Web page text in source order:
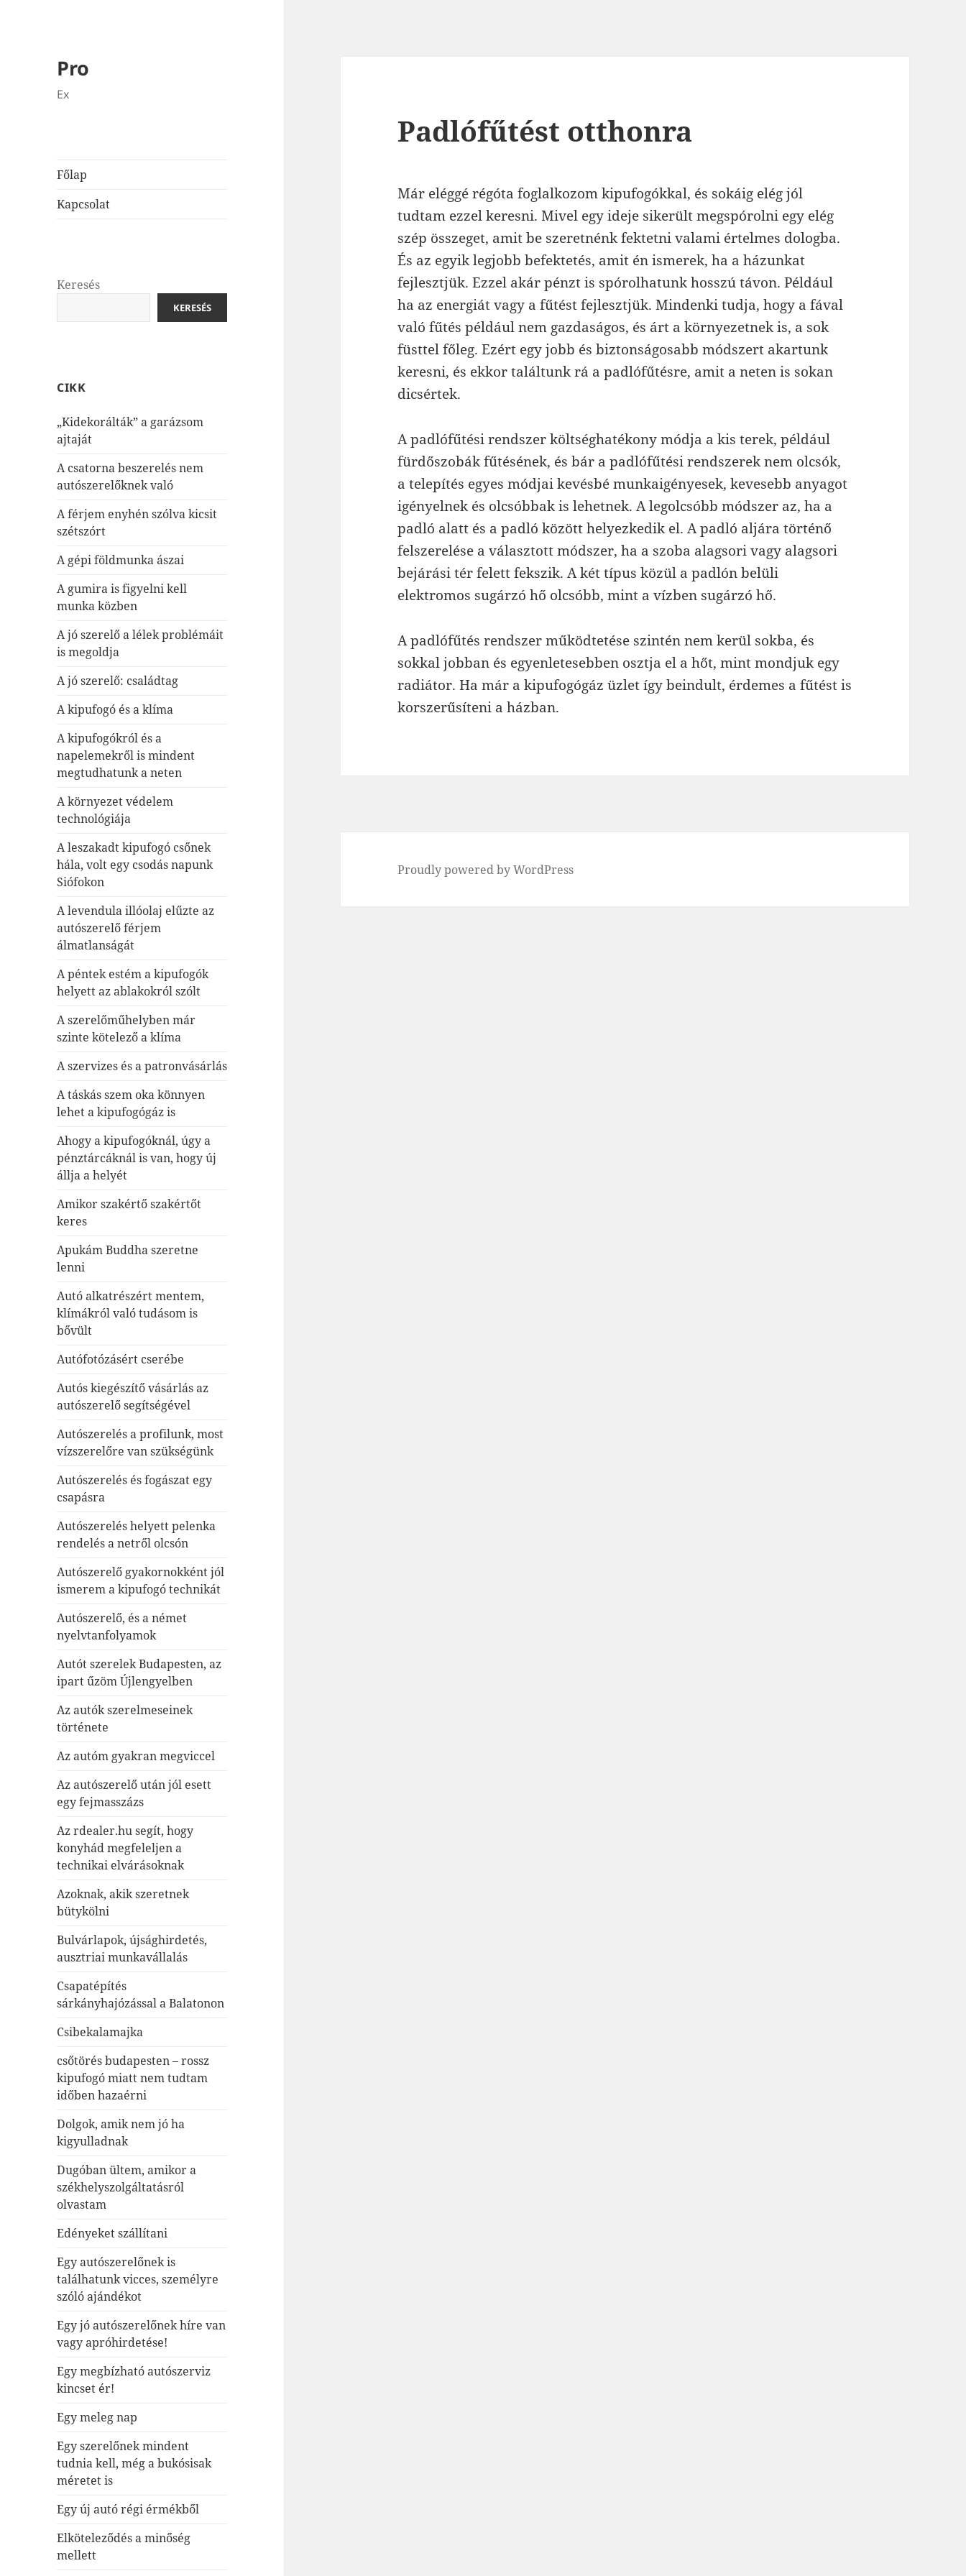
Pro
Ex
Főlap
Kapcsolat
Keresés
KERESÉS
CIKK
„Kidekorálták” a garázsom
ajtaját
A csatorna beszerelés nem
autószerelőknek való
A férjem enyhén szólva kicsit
szétszórt
A gépi földmunka ászai
A gumira is figyelni kell
munka közben
A jó szerelő a lélek problémáit
is megoldja
A jó szerelő: családtag
A kipufogó és a klíma
A kipufogókról és a
napelemekről is mindent
megtudhatunk a neten
A környezet védelem
technológiája
A leszakadt kipufogó csőnek
hála, volt egy csodás napunk
Siófokon
A levendula illóolaj elűzte az
autószerelő férjem
álmatlanságát
A péntek estém a kipufogók
helyett az ablakokról szólt
A szerelőműhelyben már
szinte kötelező a klíma
A szervizes és a patronvásárlás
A táskás szem oka könnyen
lehet a kipufogógáz is
Ahogy a kipufogóknál, úgy a
pénztárcáknál is van, hogy új
állja a helyét
Amikor szakértő szakértőt
keres
Apukám Buddha szeretne
lenni
Autó alkatrészért mentem,
klímákról való tudásom is
bővült
Autófotózásért cserébe
Autós kiegészítő vásárlás az
autószerelő segítségével
Autószerelés a profilunk, most
vízszerelőre van szükségünk
Autószerelés és fogászat egy
csapásra
Autószerelés helyett pelenka
rendelés a netről olcsón
Autószerelő gyakornokként jól
ismerem a kipufogó technikát
Autószerelő, és a német
nyelvtanfolyamok
Autót szerelek Budapesten, az
ipart űzöm Újlengyelben
Az autók szerelmeseinek
története
Az autóm gyakran megviccel
Az autószerelő után jól esett
egy fejmasszázs
Az rdealer.hu segít, hogy
konyhád megfeleljen a
technikai elvárásoknak
Azoknak, akik szeretnek
bütykölni
Bulvárlapok, újsághirdetés,
ausztriai munkavállalás
Csapatépítés
sárkányhajózással a Balatonon
Csibekalamajka
csőtörés budapesten – rossz
kipufogó miatt nem tudtam
időben hazaérni
Dolgok, amik nem jó ha
kigyulladnak
Dugóban ültem, amikor a
székhelyszolgáltatásról
olvastam
Edényeket szállítani
Egy autószerelőnek is
találhatunk vicces, személyre
szóló ajándékot
Egy jó autószerelőnek híre van
vagy apróhirdetése!
Egy megbízható autószerviz
kincset ér!
Egy meleg nap
Egy szerelőnek mindent
tudnia kell, még a bukósisak
méretet is
Egy új autó régi érmékből
Elköteleződés a minőség
mellett
Padlófűtést otthonra
Már eléggé régóta foglalkozom kipufogókkal, és sokáig elég jól
tudtam ezzel keresni. Mivel egy ideje sikerült megspórolni egy elég
szép összeget, amit be szeretnénk fektetni valami értelmes dologba.
És az egyik legjobb befektetés, amit én ismerek, ha a házunkat
fejlesztjük. Ezzel akár pénzt is spórolhatunk hosszú távon. Például
ha az energiát vagy a fűtést fejlesztjük. Mindenki tudja, hogy a fával
való fűtés például nem gazdaságos, és árt a környezetnek is, a sok
füsttel főleg. Ezért egy jobb és biztonságosabb módszert akartunk
keresni, és ekkor találtunk rá a padlófűtésre, amit a neten is sokan
dicsértek.
A padlófűtési rendszer költséghatékony módja a kis terek, például
fürdőszobák fűtésének, és bár a padlófűtési rendszerek nem olcsók,
a telepítés egyes módjai kevésbé munkaigényesek, kevesebb anyagot
igényelnek és olcsóbbak is lehetnek. A legolcsóbb módszer az, ha a
padló alatt és a padló között helyezkedik el. A padló aljára történő
felszerelése a választott módszer, ha a szoba alagsori vagy alagsori
bejárási tér felett fekszik. A két típus közül a padlón belüli
elektromos sugárzó hő olcsóbb, mint a vízben sugárzó hő.
A padlófűtés rendszer működtetése szintén nem kerül sokba, és
sokkal jobban és egyenletesebben osztja el a hőt, mint mondjuk egy
radiátor. Ha már a kipufogógáz üzlet így beindult, érdemes a fűtést is
korszerűsíteni a házban.
Proudly powered by WordPress